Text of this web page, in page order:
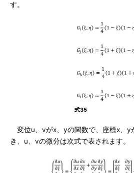
す。
式35
変位u、vがx、yの関数で、座標x、y
き、u、vの微分は次式で表されます。